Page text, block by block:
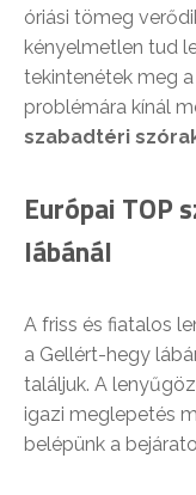
óriási tömeg
kényelmetlen tud
tekintenétek meg
problémára kínál
szabadtéri
Európai TOP
lábánál
A friss és fiatalos
a Gellért-hegy
találjuk. A
igazi meglepetés
belépünk a